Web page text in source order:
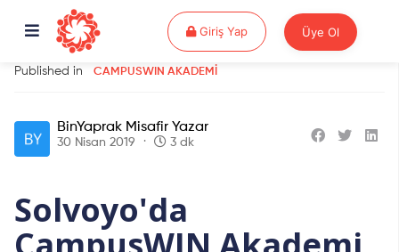
Giriş YapGiriş Yap Üye Ol
Published in CAMPUSWIN AKADEMI
BinYaprak Misafir Yazar
30 Nisan 2019 3 dk
Solvoyo'da